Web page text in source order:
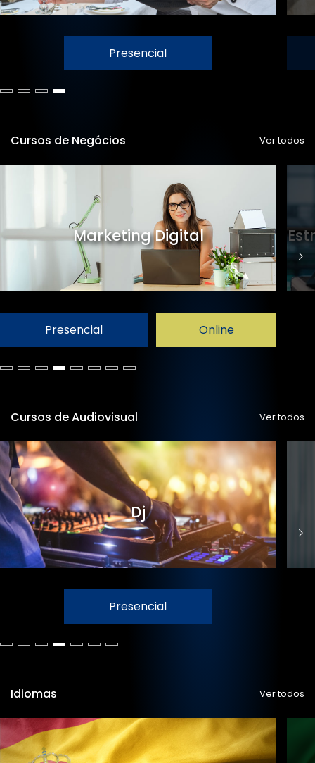
Presencial
Cursos de Negócios Ver todos
Marketing Digital
Presencial Online
Cursos de Audiovisual Ver todos
Dj
Presencial
Idiomas Ver todos